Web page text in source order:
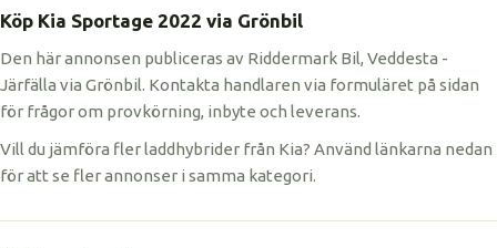
Köp Kia Sportage 2022 via Grönbil
Den här annonsen publiceras av Riddermark Bil, Veddesta -
Järfälla via Grönbil. Kontakta handlaren via formuläret på sidan
för frågor om provkörning, inbyte och leverans.
Vill du jämföra fler laddhybrider från Kia? Använd länkarna nedan
för att se fler annonser i samma kategori.